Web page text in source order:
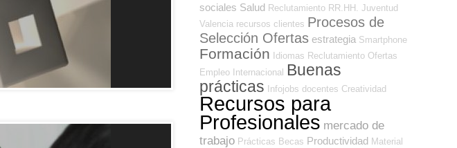
sociales Salud Reclutamiento RR.HH.
Juventud
Valencia recursos clientes Procesos de
Selección Ofertas estrategia Smartphone
Formación Idiomas Reclutamiento Ofertas
Empleo Internacional
Buenas
prácticas
Infojobs docentes Creatividad
Recursos para
Profesionales mercado de
trabajo Prácticas Becas Productividad Material